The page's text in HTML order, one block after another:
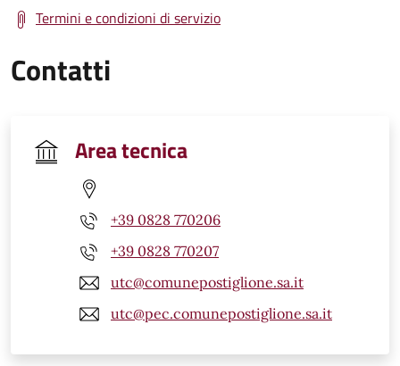
Termini e condizioni di servizio
Contatti
Area tecnica
+39 0828 770206
+39 0828 770207
utc@comunepostiglione.sa.it
utc@pec.comunepostiglione.sa.it